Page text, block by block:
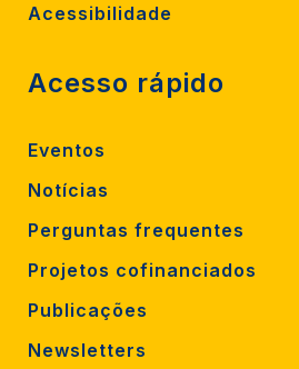
Acessibilidade
Acesso rápido
Eventos
Notícias
Perguntas frequentes
Projetos cofinanciados
Publicações
Newsletters